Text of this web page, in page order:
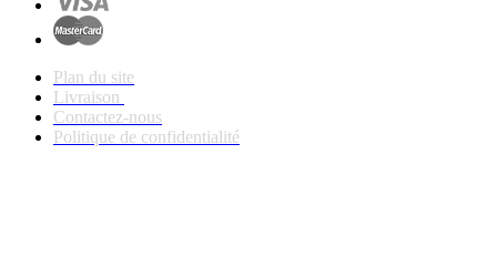
Plan du site
Livraison
Contactez-nous
Politique de confidentialité